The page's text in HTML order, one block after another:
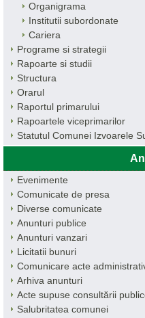
Organigrama
Institutii subordonate
Cariera
Programe si strategii
Rapoarte si studii
Structura
Orarul
Raportul primarului
Rapoartele viceprimarilor
Statutul Comunei Izvoarele
Evenimente
Comunicate de presa
Diverse comunicate
Anunturi publice
Anunturi vanzari
Licitatii bunuri
Comunicare acte
Arhiva anunturi
Acte supuse consultării
Salubritatea comunei